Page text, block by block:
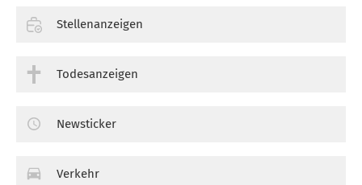
Stellenanzeigen
Todesanzeigen
Newsticker
Verkehr